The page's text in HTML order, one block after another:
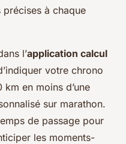
à chaque
l’application calcul
votre chrono
en moins d’une
sur marathon.
de passage pour
les moments-